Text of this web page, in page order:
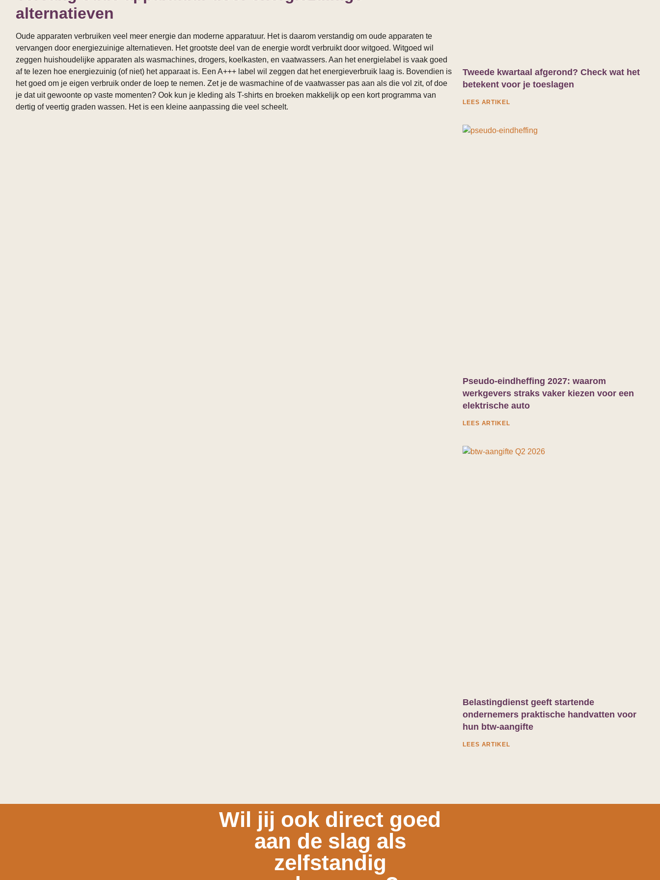
alternatieven
Oude apparaten verbruiken veel meer energie dan moderne apparatuur. Het is daarom verstandig om oude apparaten te
vervangen door energiezuinige alternatieven. Het grootste deel van de energie wordt verbruikt door witgoed. Witgoed wil
zeggen huishoudelijke apparaten als wasmachines, drogers, koelkasten, en vaatwassers. Aan het energielabel is vaak goed
af te lezen hoe energiezuinig (of niet) het apparaat is. Een A+++ label wil zeggen dat het energieverbruik laag is. Bovendien is
het goed om je eigen verbruik onder de loep te nemen. Zet je de wasmachine of de vaatwasser pas aan als die vol zit, of doe
je dat uit gewoonte op vaste momenten? Ook kun je kleding als T-shirts en broeken makkelijk op een kort programma van
dertig of veertig graden wassen. Het is een kleine aanpassing die veel scheelt.
Tweede kwartaal afgerond? Check wat het
betekent voor je toeslagen
LEES ARTIKEL
Pseudo-eindheffing 2027: waarom
werkgevers straks vaker kiezen voor een
elektrische auto
LEES ARTIKEL
Belastingdienst geeft startende
ondernemers praktische handvatten voor
hun btw-aangifte
LEES ARTIKEL
Wil jij ook direct goed
aan de slag als
zelfstandig